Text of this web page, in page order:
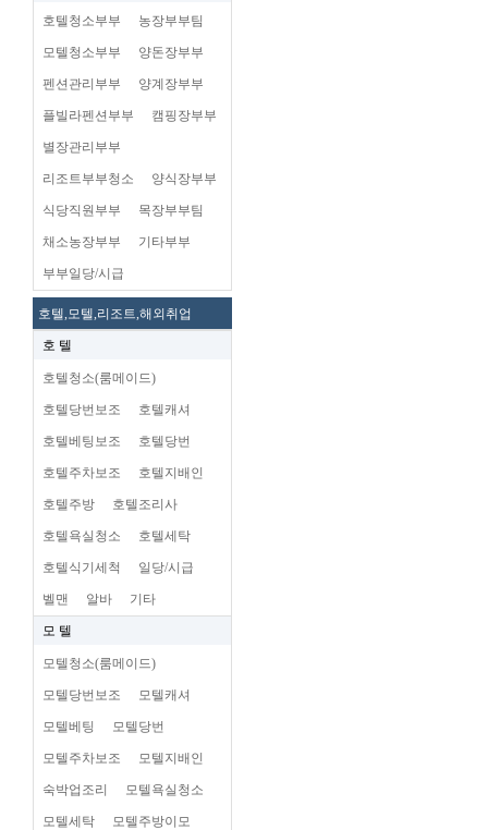
호텔청소부부 농장부부팀
모텔청소부부 양돈장부부
펜션관리부부 양계장부부
플빌라펜션부부 캠핑장부부
별장관리부부
리조트부부청소 양식장부부
식당직원부부 목장부부팀
채소농장부부 기타부부
부부일당/시급
호텔,모텔,리조트,해외취업
호 텔
호텔청소(룸메이드)
호텔당번보조 호텔캐셔
호텔베팅보조 호텔당번
호텔주차보조 호텔지배인
호텔주방 호텔조리사
호텔욕실청소 호텔세탁
호텔식기세척 일당/시급
벨맨 알바 기타
모 텔
모텔청소(룸메이드)
모텔당번보조 모텔캐셔
모텔베팅 모텔당번
모텔주차보조 모텔지배인
숙박업조리 모텔욕실청소
모텔세탁 모텔주방이모